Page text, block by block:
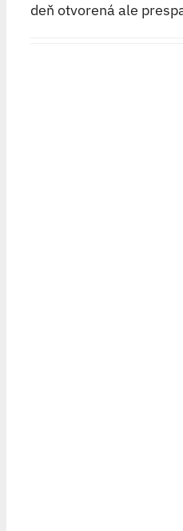
deň otvorená ale